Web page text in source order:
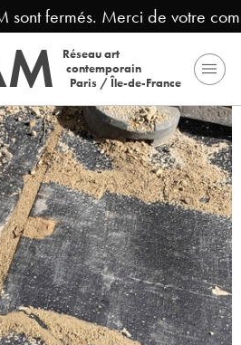
fermés. Merci de votre
Réseau art
contemporain
Paris / Île-de-France